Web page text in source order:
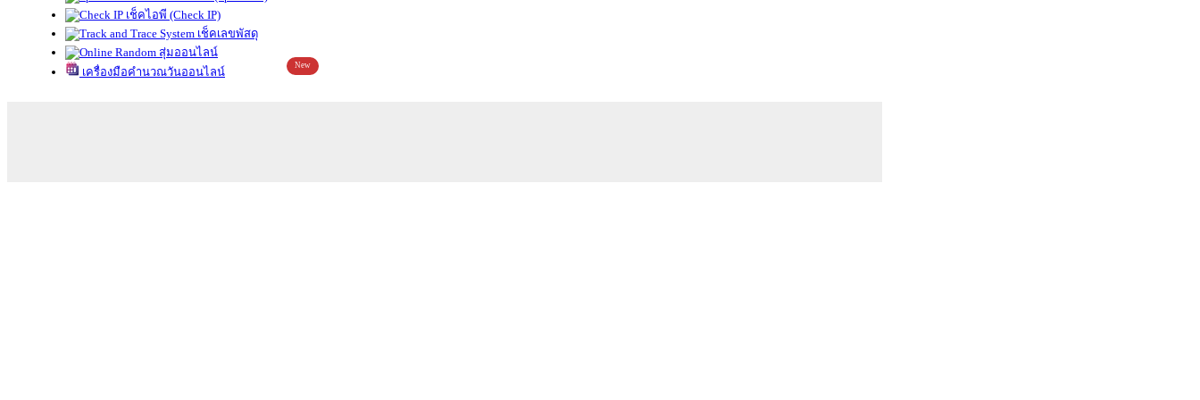
เช็คไอพี (Check IP)
เช็คเลขพัสดุ
สุ่มออนไลน์
เครื่องมือคำนวณวันออนไลน์
New